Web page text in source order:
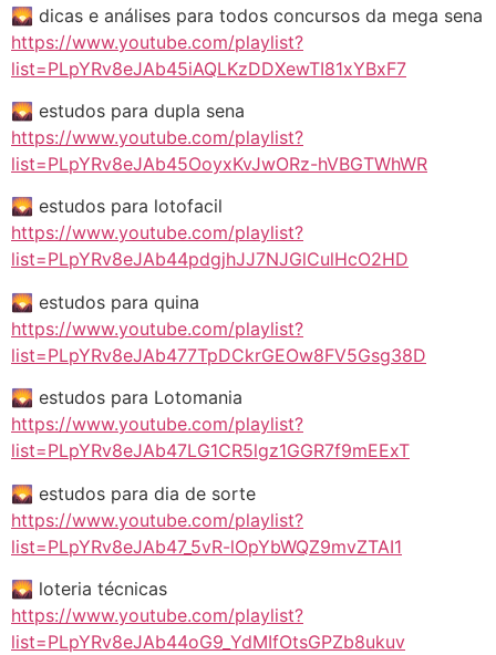
🌄 dicas e análises para todos concursos da mega sena
https://www.youtube.com/playlist?
list=PLpYRv8eJAb45iAQLKzDDXewTI81xYBxF7
🌄 estudos para dupla sena
https://www.youtube.com/playlist?
list=PLpYRv8eJAb45OoyxKvJwORz-hVBGTWhWR
🌄 estudos para lotofacil
https://www.youtube.com/playlist?
list=PLpYRv8eJAb44pdgjhJJ7NJGlCulHcO2HD
🌄 estudos para quina
https://www.youtube.com/playlist?
list=PLpYRv8eJAb477TpDCkrGEOw8FV5Gsg38D
🌄 estudos para Lotomania
https://www.youtube.com/playlist?
list=PLpYRv8eJAb47LG1CR5lgz1GGR7f9mEExT
🌄 estudos para dia de sorte
https://www.youtube.com/playlist?
list=PLpYRv8eJAb47_5vR-lOpYbWQZ9mvZTAI1
🌄 loteria técnicas
https://www.youtube.com/playlist?
list=PLpYRv8eJAb44oG9_YdMIfOtsGPZb8ukuv